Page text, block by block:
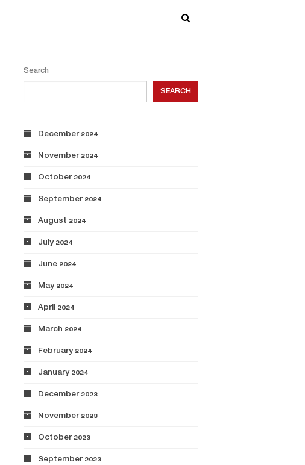
Search
SEARCH
December 2024
November 2024
October 2024
September 2024
August 2024
July 2024
June 2024
May 2024
April 2024
March 2024
February 2024
January 2024
December 2023
November 2023
October 2023
September 2023